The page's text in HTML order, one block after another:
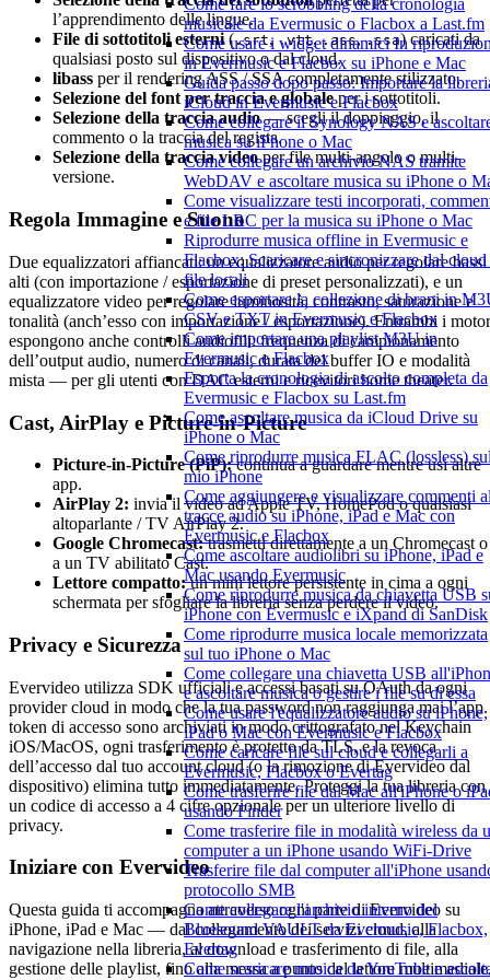
Come fare lo scrobbling della cronologia
musicale da Evermusic o Flacbox a Last.fm
Come usare i widget dinamici In
in Evermusic e Flacbox su iPhone e Mac
Guida passo dopo passo: Importare la
iCloud in Evermusic e Flacbox
Come collegare il Synology NAS e
musica su iPhone o Mac
Come collegare un archivio NAS tramite
WebDAV e ascoltare musica su iPhone o
Come visualizzare testi incorporati,
e file LRC per la musica su iPhone o Mac
Riprodurre musica offline in Evermusic e
Flacbox: Scaricare e sincronizzare dal cloud
file locali
Come esportare la collezione di brani in
CSV e TXT in Evermusic e Flacbox
Come importare una playlist M3U in
Evermusic e Flacbox
Esporta la cronologia di ascolto completa da
Evermusic e Flacbox su Last.fm
Come ascoltare musica da iCloud Drive su
iPhone o Mac
Come riprodurre musica FLAC (lossless)
mio iPhone
Come aggiungere e visualizzare commenti
tracce audio su iPhone, iPad e Mac con
Evermusic e Flacbox
Come ascoltare audiolibri su iPhone, iPad e
Mac usando Evermusic
Come riprodurre musica da chiavetta USB
iPhone con Evermusic e iXpand di SanDisk
Come riprodurre musica locale memorizzata
sul tuo iPhone o Mac
Come collegare una chiavetta USB
e ascoltare musica o gestire i file su di essa
Come usare l'equalizzatore audio su iPhone,
iPad o Mac con Evermusic e Flacbox
Come caricare file sul cloud e collegarli a
Evermusic, Flacbox o Evertag
Come trasferire file dal Mac all'iPhone o
usando Finder
Come trasferire file in modalità wireless da
computer a un iPhone usando WiFi-Drive
Trasferire file dal computer all'iPhone
protocollo SMB
Come collegare l'archivio interno del
Bluesound VAULT da Evermusic, Flacbox,
Evertag
Come scaricare musica da YouTube e
l’apprendimento delle lingue.
File di sottotitoli esterni(.srt, .vtt,.ass,.ssa) caricati da
qualsiasi posto sul dispositivo o dal cloud.
libass per il rendering ASS / SSA completamente stilizzato.
Selezione del font per traccia e globaleper i sottotitoli.
Selezione della traccia audio— scegli il doppiaggio, il
commento o la traccia del regista.
Selezione della traccia videoper file multi-angolo o multi-
versione.
Regola Immagine e Suono
Due equalizzatori affiancati: un equalizzatore audio per regolare bassi
alti (con importazione / esportazione di preset personalizzati), e un
equalizzatore video per regolare luminosità, contrasto, saturazione e
tonalità (anch’esso con importazione / esportazione). Entrambi i
espongono anche controlli audiofili: frequenza di campionamento
dell’output audio, numero di canali, durata del buffer IO e modalità
mista — per gli utenti con DAC esterni e ricevitori home theater.
Cast, AirPlay e Picture-in-Picture
Picture-in-Picture (PiP):continua a guardare mentre usi altre
app.
AirPlay 2: invia il video ad Apple TV, HomePod o qualsiasi
altoparlante / TV AirPlay 2.
Google Chromecast:trasmetti direttamente a un Chromecast o
a un TV abilitato Cast.
Lettore compatto:un mini lettore persistente in cima a ogni
schermata per sfogliare la libreria senza perdere il video.
Privacy e Sicurezza
Evervideo utilizza SDK ufficiali e accessi basati su OAuth da ogni
provider cloud in modo che la tua password non raggiunga mai
token di accesso sono archiviati in modo crittografato nel Keychain
iOS/MacOS, ogni trasferimento è protetto da TLS, e la revoca
dell’accesso dal tuo account cloud (o la rimozione di Evervideo dal
dispositivo) elimina tutto immediatamente. Proteggi la tua libreria con
un codice di accesso a 4 cifre opzionale per un ulteriore livello di
privacy.
Iniziare con Evervideo
Questa guida ti accompagna attraverso ogni parte di Evervideo su
iPhone, iPad e Mac — dal collegamento dei servizi cloud, alla
navigazione nella libreria, al download e trasferimento di file, alla
gestione delle playlist, fino alla messa a punto del lettore